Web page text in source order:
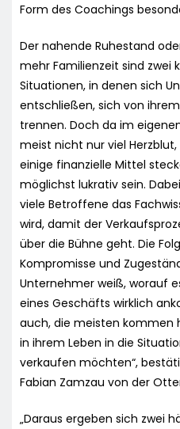
Form des Coachings
Der nahende Ruhestand
mehr Familienzeit sind zwei
Situationen, in denen sich
entschließen, sich von ihrem
trennen. Doch da im
meist nicht nur viel
einige finanzielle Mittel
möglichst lukrativ sein.
viele Betroffene das
wird, damit der
über die Bühne geht. Die
Kompromisse und
Unternehmer weiß, worauf
eines Geschäfts wirklich
auch, die meisten kommen
in ihrem Leben in die
verkaufen möchten“,
Fabian Zamzau von der
„Daraus ergeben sich zwei